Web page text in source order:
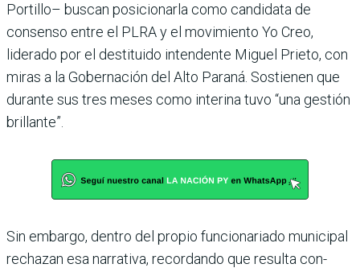
Portillo– buscan posicio­narla como candidata de
consenso entre el PLRA y el movimiento Yo Creo,
liderado por el destituido intendente Miguel Prieto, con
miras a la Gobernación del Alto Paraná. Sostienen que
durante sus tres meses como interina tuvo “una gestión
brillante”.
Sin embargo, dentro del pro­pio funcionariado munici­pal
rechazan esa narrativa, recordando que resulta con­